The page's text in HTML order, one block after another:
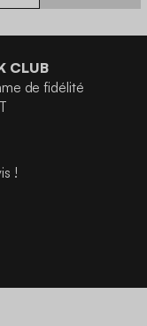
CLUB
de fidélité
!